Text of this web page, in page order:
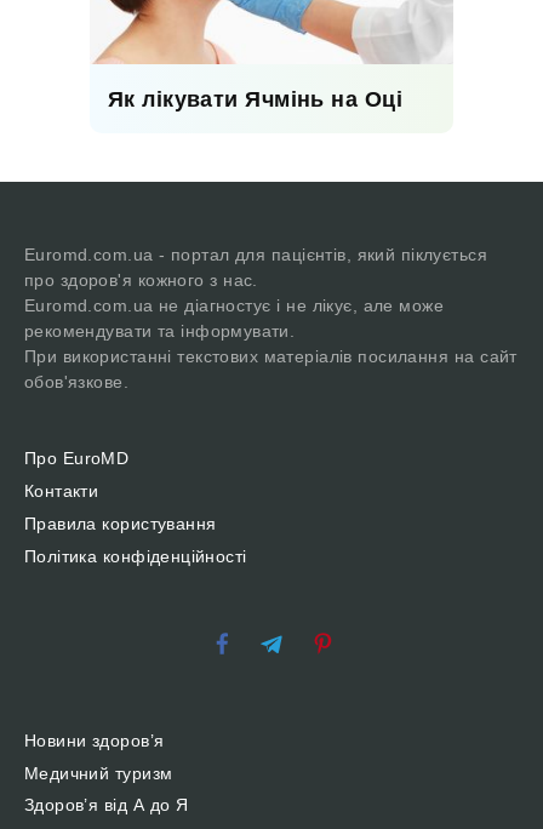
Як лікувати Ячмінь на Оці
Euromd.com.ua - портал для пацієнтів, який піклується
про здоров'я кожного з нас.
Euromd.com.ua не діагностує і не лікує, але може
рекомендувати та інформувати.
При використанні текстових матеріалів посилання на сайт
обов'язкове.
Про EuroMD
Контакти
Правила користування
Політика конфіденційності
Новини здоров’я
Медичний туризм
Здоров’я від А до Я